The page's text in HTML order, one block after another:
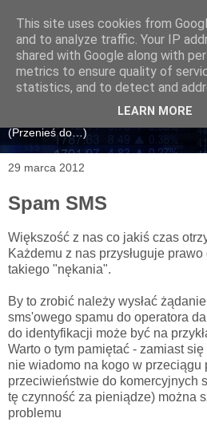
29 marca 2012
Spam SMS
Większość z nas co jakiś czas
Każdemu z nas przysługuje
takiego "nękania".
By to zrobić należy wysłać
sms'owego spamu do operatora
do identyfikacji może być na
Warto o tym pamiętać - zamiast
nie wiadomo na kogo w przeciągu
przeciwieństwie do komercyjnych
tę czynność za pieniądze) można
problemu
This site uses cookies from
and to analyze traffic. Your IP
shared with Google along with
metrics to ensure quality of
statistics, and to detect and
LEARN MORE